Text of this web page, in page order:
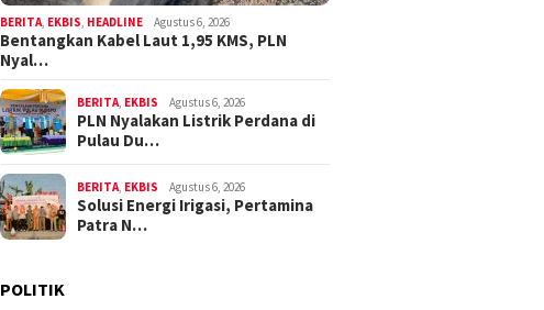
BERITA EKBIS HEADLINE Agustus 6, 2026
Bentangkan Kabel Laut 1,95 KMS, PLN
Nyal…
BERITA EKBIS Agustus 6, 2026
PLN Nyalakan Listrik Perdana di
Pulau Du…
BERITA EKBIS Agustus 6, 2026
Solusi Energi Irigasi, Pertamina
Patra N…
POLITIK